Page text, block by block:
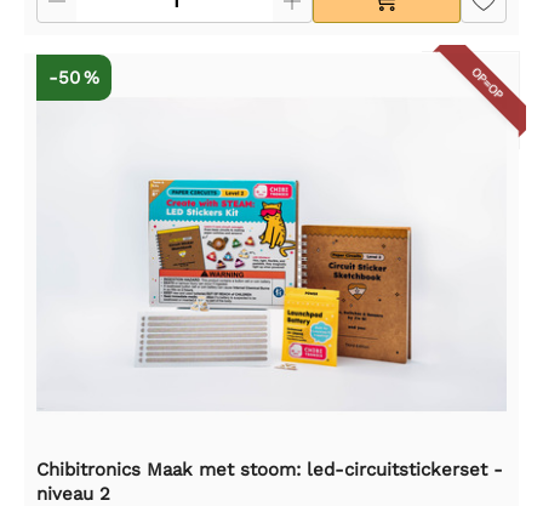
OP=OP
-50 %
Chibitronics Maak met stoom: led-circuitstickerset -
niveau 2